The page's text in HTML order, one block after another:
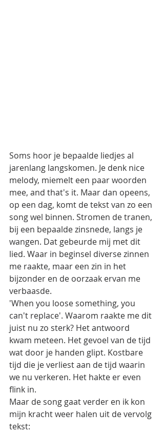
Soms hoor je bepaalde liedjes al
jarenlang langskomen. Je denk nice
melody, miemelt een paar woorden
mee, and that's it. Maar dan opeens,
op een dag, komt de tekst van zo een
song wel binnen. Stromen de tranen,
bij een bepaalde zinsnede, langs je
wangen. Dat gebeurde mij met dit
lied. Waar in beginsel diverse zinnen
me raakte, maar een zin in het
bijzonder en de oorzaak ervan me
verbaasde.
'When you loose something, you
can't replace'. Waarom raakte me dit
juist nu zo sterk? Het antwoord
kwam meteen. Het gevoel van de tijd
wat door je handen glipt. Kostbare
tijd die je verliest aan de tijd waarin
we nu verkeren. Het hakte er even
flink in.
Maar de song gaat verder en ik kon
mijn kracht weer halen uit de vervolg
tekst: